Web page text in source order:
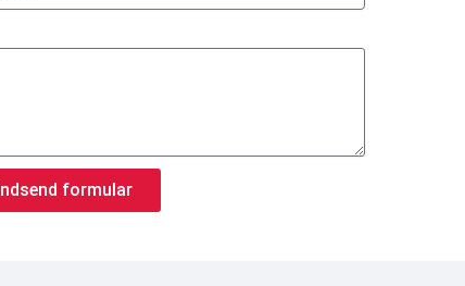
Indsend formular